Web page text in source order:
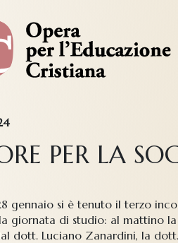
PER LA
gennaio si è tenuto il terzo
giornata di studio: al mattino
dott. Luciano Zanardini, la